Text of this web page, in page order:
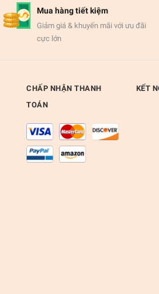
Mua hàng tiết kiệm
Giảm giá & khuyến mãi với ưu đãi
cực lớn
CHẤP NHẬN THANH
TOÁN
KẾT